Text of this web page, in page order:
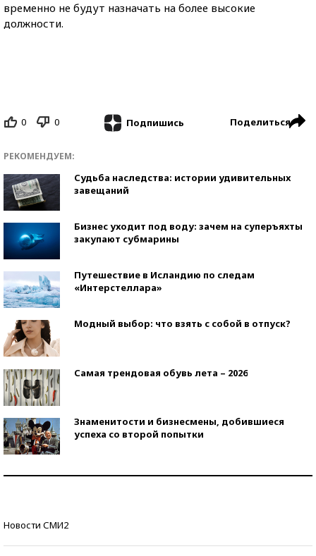
временно не будут назначать на более высокие
должности.
0 0 Подпишись Поделиться
РЕКОМЕНДУЕМ:
Судьба наследства: истории удивительных
завещаний
Бизнес уходит под воду: зачем на суперъяхты
закупают субмарины
Путешествие в Исландию по следам
«Интерстеллара»
Модный выбор: что взять с собой в отпуск?
Самая трендовая обувь лета – 2026
Знаменитости и бизнесмены, добившиеся
успеха со второй попытки
Новости СМИ2